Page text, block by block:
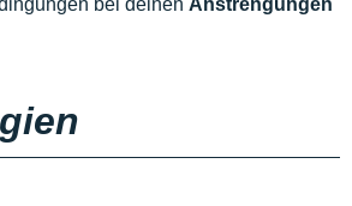
bei deinen Anstrengungen